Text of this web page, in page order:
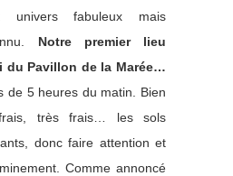
fabuleux mais
Notre premier lieu
du Pavillon de la Marée…
de 5 heures du matin. Bien
très frais… les sols
donc faire attention et
Comme annoncé